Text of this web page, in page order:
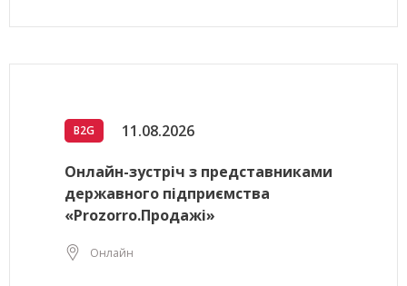
B2G 11.08.2026
Онлайн-зустріч з представниками
державного підприємства
«Prozorro.Продажі»
Онлайн